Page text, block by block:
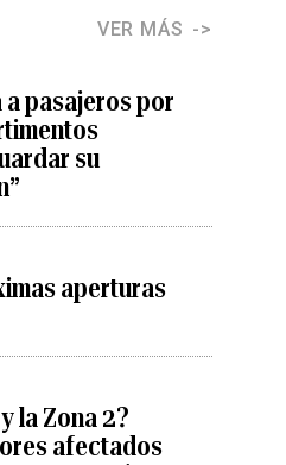
VER MÁS
pasajeros por
su
aperturas
la Zona 2?
afectados